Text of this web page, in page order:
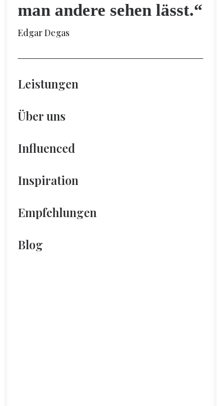
man andere sehen lässt.“
Edgar Degas
Leistungen
Über uns
Influenced
Inspiration
Empfehlungen
Blog